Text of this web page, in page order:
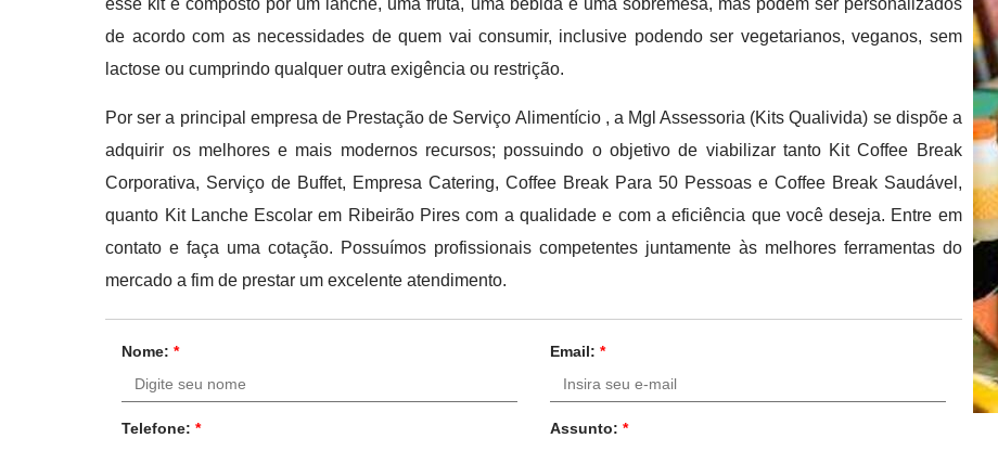
esse kit é composto por um lanche, uma fruta, uma bebida e uma sobremesa, mas podem ser personalizados
de acordo com as necessidades de quem vai consumir, inclusive podendo ser vegetarianos, veganos, sem
lactose ou cumprindo qualquer outra exigência ou restrição.
Por ser a principal empresa de Prestação de Serviço Alimentício , a Mgl Assessoria (Kits Qualivida) se dispõe a
adquirir os melhores e mais modernos recursos; possuindo o objetivo de viabilizar tanto Kit Coffee Break
Corporativa, Serviço de Buffet, Empresa Catering, Coffee Break Para 50 Pessoas e Coffee Break Saudável,
quanto Kit Lanche Escolar em Ribeirão Pires com a qualidade e com a eficiência que você deseja. Entre em
contato e faça uma cotação. Possuímos profissionais competentes juntamente às melhores ferramentas do
mercado a fim de prestar um excelente atendimento.
Nome:* Email: *
Telefone:* Assunto: *